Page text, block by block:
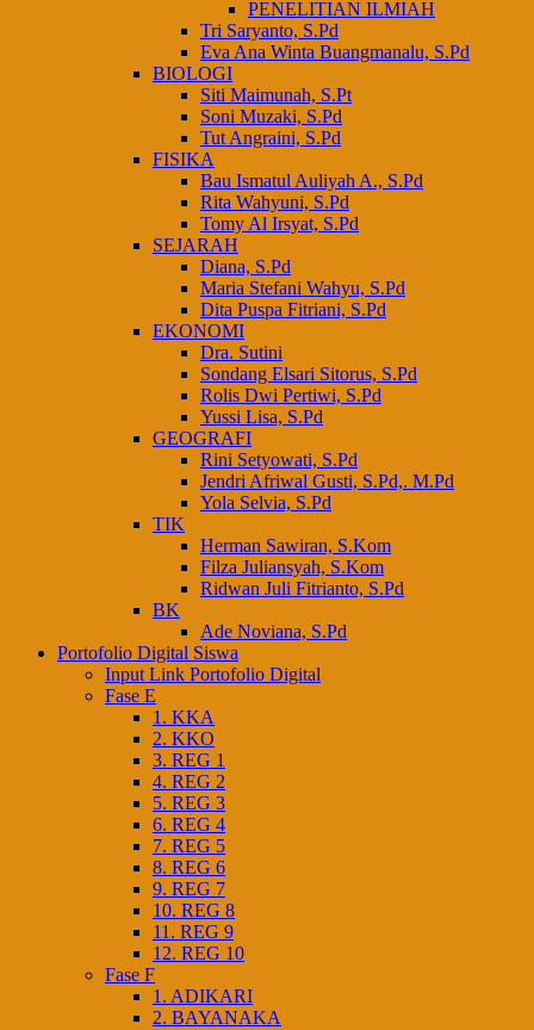
PENELITIAN ILMIAH
Tri Saryanto, S.Pd
Eva Ana Winta Buangmanalu, S.Pd
BIOLOGI
Siti Maimunah, S.Pt
Soni Muzaki, S.Pd
Tut Angraini, S.Pd
FISIKA
Bau Ismatul Auliyah A., S.Pd
Rita Wahyuni, S.Pd
Tomy Al Irsyat, S.Pd
SEJARAH
Diana, S.Pd
Maria Stefani Wahyu, S.Pd
Dita Puspa Fitriani, S.Pd
EKONOMI
Dra. Sutini
Sondang Elsari Sitorus, S.Pd
Rolis Dwi Pertiwi, S.Pd
Yussi Lisa, S.Pd
GEOGRAFI
Rini Setyowati, S.Pd
Jendri Afriwal Gusti, S.Pd,. M.Pd
Yola Selvia, S.Pd
TIK
Herman Sawiran, S.Kom
Filza Juliansyah, S.Kom
Ridwan Juli Fitrianto, S.Pd
BK
Ade Noviana, S.Pd
Portofolio Digital Siswa
Input Link Portofolio Digital
Fase E
1. KKA
2. KKO
3. REG 1
4. REG 2
5. REG 3
6. REG 4
7. REG 5
8. REG 6
9. REG 7
10. REG 8
11. REG 9
12. REG 10
Fase F
1. ADIKARI
2. BAYANAKA